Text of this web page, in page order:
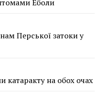
Еболи
Перської затоки у
на обох очах